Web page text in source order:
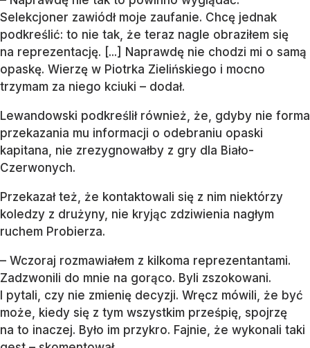
Selekcjoner zawiódł moje zaufanie. Chcę jednak
podkreślić: to nie tak, że teraz nagle obraziłem się
na reprezentację. [...] Naprawdę nie chodzi mi o samą
opaskę. Wierzę w Piotrka Zielińskiego i mocno
trzymam za niego kciuki – dodał.
Lewandowski podkreślił również, że, gdyby nie forma
przekazania mu informacji o odebraniu opaski
kapitana, nie zrezygnowałby z gry dla Biało-
Czerwonych.
Przekazał też, że kontaktowali się z nim niektórzy
koledzy z drużyny, nie kryjąc zdziwienia nagłym
ruchem Probierza.
– Wczoraj rozmawiałem z kilkoma reprezentantami.
Zadzwonili do mnie na gorąco. Byli zszokowani.
I pytali, czy nie zmienię decyzji. Wręcz mówili, że być
może, kiedy się z tym wszystkim prześpię, spojrzę
na to inaczej. Było im przykro. Fajnie, że wykonali taki